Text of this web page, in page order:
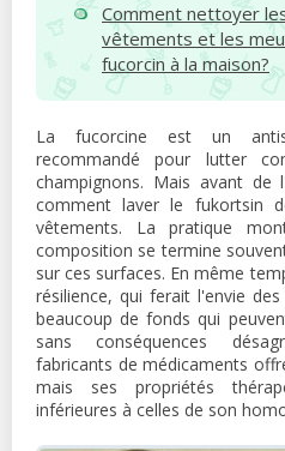
Comment nettoyer
vêtements et les
fucorcin à la maison?
La fucorcine est un
recommandé pour lutter
champignons. Mais avant de
comment laver le fukortsin
vêtements. La pratique
composition se termine
sur ces surfaces. En même
résilience, qui ferait l'envie
beaucoup de fonds qui
sans conséquences
fabricants de médicaments
mais ses propriétés
inférieures à celles de son